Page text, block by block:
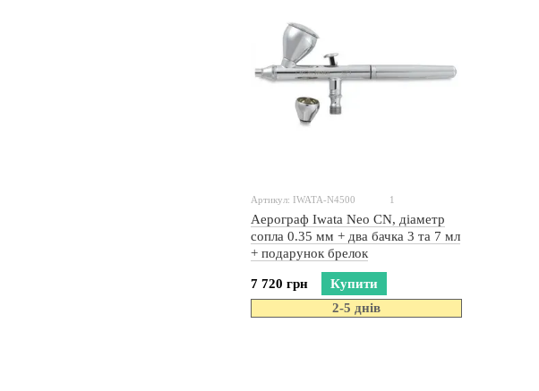
Артикул: IWATA-N4500 1
Аерограф Iwata Neo CN, діаметр
сопла 0.35 мм + два бачка 3 та 7 мл
+ подарунок брелок
7 720 грн
Купити
2-5 днів